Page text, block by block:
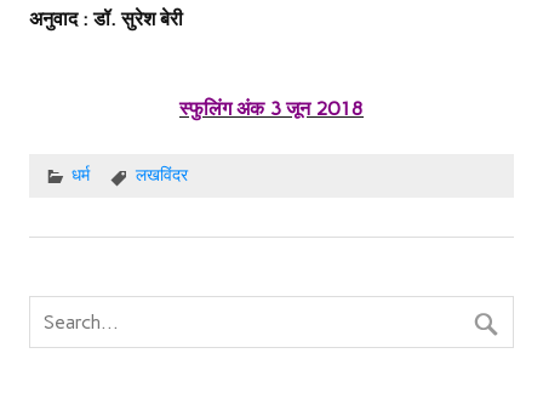
अनुवाद: डॉ. सुरेश बेरी
स्फुलिंग अंक 3 जून 2018
धर्म लखविंदर